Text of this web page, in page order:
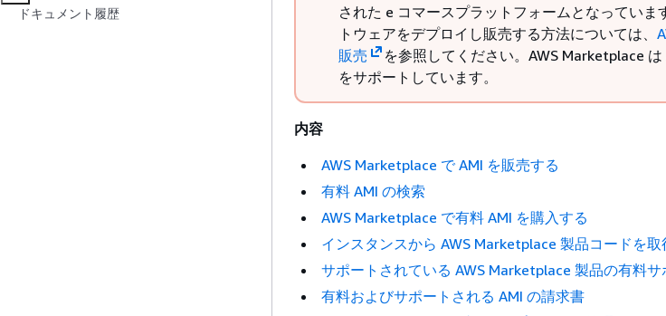
ドキュメント履歴
された e コマースプラットフォームとなっていま
トウェアをデプロイし販売する方法については、
販売
を参照してください。AWS Marketplace
をサポートしています。
内容
AWS Marketplace で AMI を販売する
有料 AMI の検索
AWS Marketplace で有料 AMI を購入する
インスタンスから AWS Marketplace 製品コードを取
サポートされている AWS Marketplace 製品の有料サ
有料およびサポートされる AMI の請求書